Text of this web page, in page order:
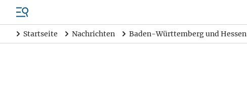
Startseite Nachrichten Baden-Württemberg und Hessen